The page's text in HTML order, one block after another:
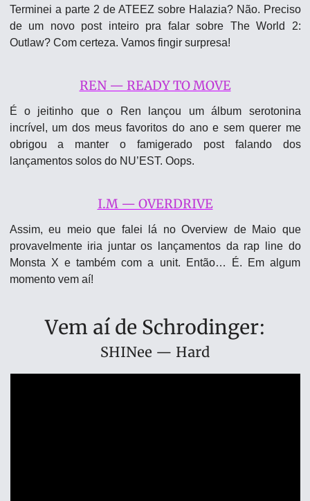
Terminei a parte 2 de ATEEZ sobre Halazia? Não. Preciso
de um novo post inteiro pra falar sobre The World 2:
Outlaw? Com certeza. Vamos fingir surpresa!
REN — READY TO MOVE
É o jeitinho que o Ren lançou um álbum serotonina
incrível, um dos meus favoritos do ano e sem querer me
obrigou a manter o famigerado post falando dos
lançamentos solos do NU’EST. Oops.
I.M — OVERDRIVE
Assim, eu meio que falei lá no Overview de Maio que
provavelmente iria juntar os lançamentos da rap line do
Monsta X e também com a unit. Então… É. Em algum
momento vem aí!
Vem aí de Schrodinger:
SHINee — Hard